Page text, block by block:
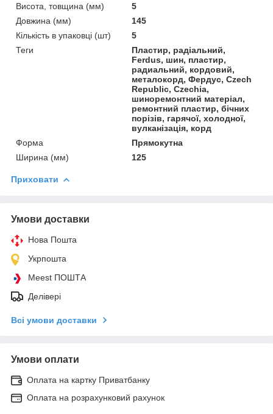
Висота, товщина (мм)
5
Довжина (мм)
145
Кількість в упаковці (шт)
5
Теги
Пластир, радіальний,
Ferdus, шин, пластир,
радиальний, кордовий,
металокорд, Фердус, Czech
Republic, Czechia,
шиноремонтний матеріал,
ремонтний пластир, бічних
порізів, гарячої, холодної,
вулканізація, корд
Форма
Прямокутна
Ширина (мм)
125
Приховати
Умови доставки
Нова Пошта
Укрпошта
Meest ПОШТА
Делівері
Всі умови доставки
Умови оплати
Оплата на картку Приватбанку
Оплата на розрахунковий рахунок